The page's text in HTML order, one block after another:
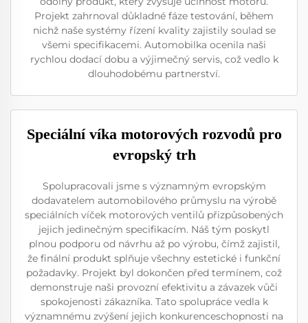
Projekt zahrnoval důkladné fáze testování, během
nichž naše systémy řízení kvality zajistily soulad se
všemi specifikacemi. Automobilka ocenila naši
rychlou dodací dobu a výjimečný servis, což vedlo k
dlouhodobému partnerství.
Speciální víka motorových rozvodů pro
evropský trh
Spolupracovali jsme s významným evropským
dodavatelem automobilového průmyslu na výrobě
speciálních víček motorových ventilů přizpůsobených
jejich jedinečným specifikacím. Náš tým poskytl
plnou podporu od návrhu až po výrobu, čímž zajistil,
že finální produkt splňuje všechny estetické i funkční
požadavky. Projekt byl dokončen před termínem, což
demonstruje naši provozní efektivitu a závazek vůči
spokojenosti zákazníka. Tato spolupráce vedla k
významnému zvýšení jejich konkurenceschopnosti na